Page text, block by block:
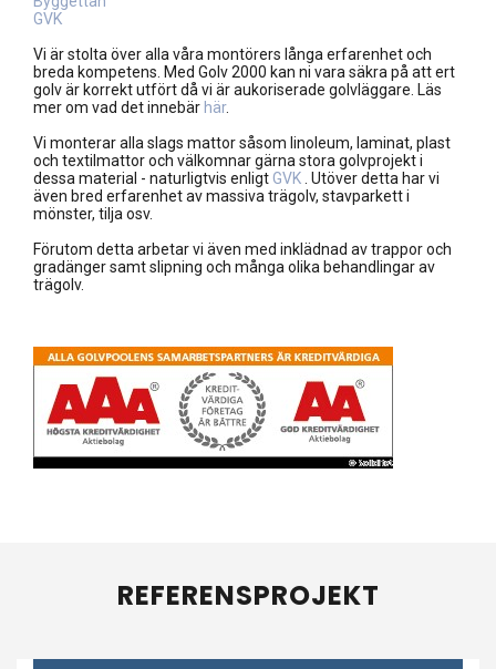
GVK
Vi är stolta över alla våra montörers långa erfarenhet och
breda kompetens. Med Golv 2000 kan ni vara säkra på att ert
golv är korrekt utfört då vi är aukoriserade golvläggare. Läs
mer om vad det innebär här.
Vi monterar alla slags mattor såsom linoleum, laminat, plast
och textilmattor och välkomnar gärna stora golvprojekt i
dessa material - naturligtvis enligtGVK. Utöver detta har vi
även bred erfarenhet av massiva trägolv, stavparkett i
mönster, tilja osv.
Förutom detta arbetar vi även med inklädnad av trappor och
gradänger samt slipning och många olika behandlingar av
trägolv.
REFERENSPROJEKT